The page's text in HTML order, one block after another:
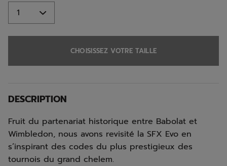
CHOISISSEZ VOTRE TAILLE
DESCRIPTION
Fruit du partenariat historique entre Babolat et
Wimbledon, nous avons revisité la SFX Evo en
s’inspirant des codes du plus prestigieux des
tournois du grand chelem.